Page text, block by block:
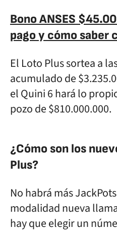
Bono ANSES
pago y cómo saber
El Loto Plus sortea a
acumulado de
el Quini 6 hará lo
pozo de $810.000.000.
¿Cómo son los
Plus?
No habrá más
modalidad nueva
hay que elegir un